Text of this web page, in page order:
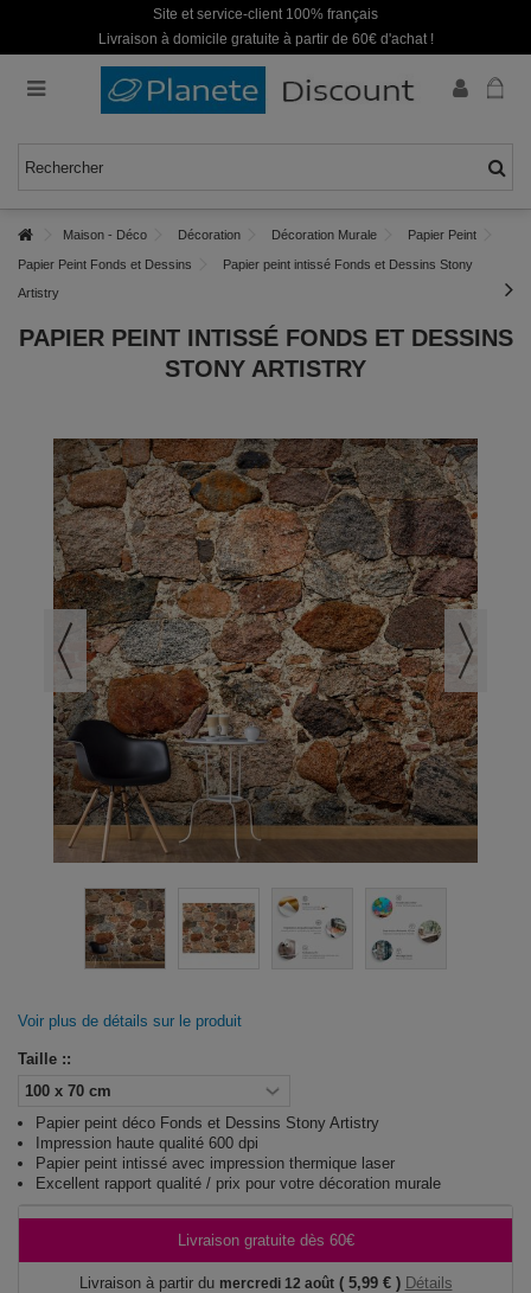
Site et service-client 100% français
Livraison à domicile gratuite à partir de 60€ d'achat !
Maison - Déco Décoration Décoration Murale Papier Peint
Papier Peint Fonds et Dessins
Papier peint intissé Fonds et Dessins Stony
Artistry
PAPIER PEINT INTISSÉ FONDS ET DESSINS
STONY ARTISTRY
Voir plus de détails sur le produit
Taille ::
Papier peint déco Fonds et Dessins Stony Artistry
Impression haute qualité 600 dpi
Papier peint intissé avec impression thermique laser
Excellent rapport qualité / prix pour votre décoration murale
Livraison gratuite dès 60€
Livraison à partir du mercredi 12 août ( 5,99 € ) Détails